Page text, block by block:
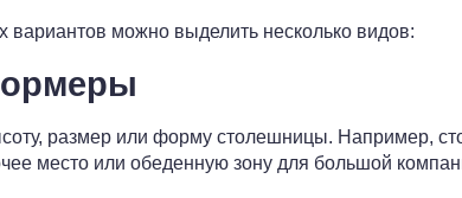
можно выделить несколько видов:
размер или форму столешницы. Например,
место или обеденную зону для большой